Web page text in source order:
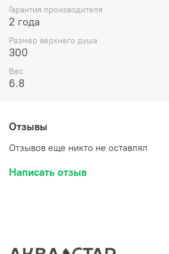
Гарантия производителя
2 года
Размер верхнего душа
300
Вес
6.8
Отзывы
Отзывов еще никто не оставлял
Написать отзыв